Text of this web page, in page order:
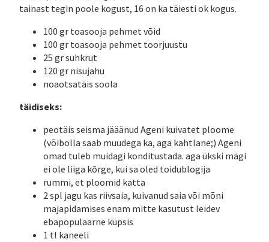
tainast tegin poole kogust, 16 on ka täiesti ok kogus.
100 gr toasooja pehmet võid
100 gr toasooja pehmet toorjuustu
25 gr suhkrut
120 gr nisujahu
noaotsatäis soola
täidiseks:
peotäis seisma jääänud Ageni kuivatet ploome
(võibolla saab muudega ka, aga kahtlane;) Ageni
omad tuleb muidagi konditustada. aga ükski mägi
ei ole liiga kõrge, kui sa oled toidublogija
rummi, et ploomid katta
2 spl jagu kas riivsaia, kuivanud saia või mõni
majapidamises enam mitte kasutust leidev
ebapopulaarne küpsis
1 tl kaneeli